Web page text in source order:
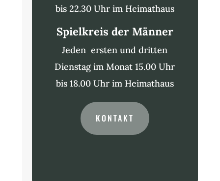
bis 22.30 Uhr im Heimathaus
Spielkreis der Männer
Jeden ersten und dritten
Dienstag im Monat 15.00 Uhr
bis 18.00 Uhr im Heimathaus
KONTAKT